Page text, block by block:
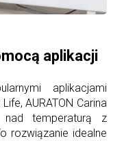
aplikacji
aplikacjami
AURATON Carina
nad temperaturą z
rozwiązanie idealne